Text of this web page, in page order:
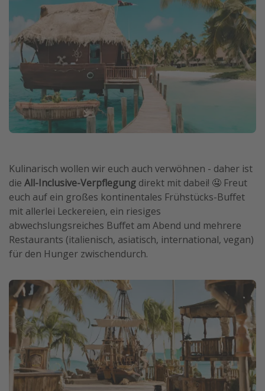
Kulinarisch wollen wir euch auch verwöhnen - daher ist
die All-Inclusive-Verpflegung direkt mit dabei! 🤤 Freut
euch auf ein großes kontinentales Frühstücks-Buffet
mit allerlei Leckereien, ein riesiges
abwechslungsreiches Buffet am Abend und mehrere
Restaurants (italienisch, asiatisch, international, vegan)
für den Hunger zwischendurch.